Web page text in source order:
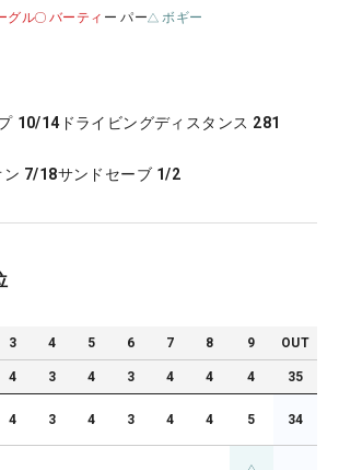
グル バーティ ー パー ボギー
10/14 ドライビングディスタンス 281
ン 7/18サンドセーブ 1/2
3 4 5 6 7 8 9 OUT
4 3 4 3 4 4 4 35
4 3 4 3 4 4 5 34